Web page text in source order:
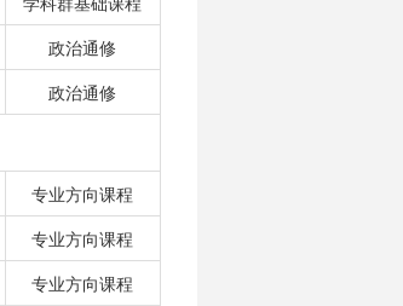
政治通修
政治通修
专业方向课程
专业方向课程
专业方向课程